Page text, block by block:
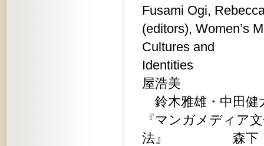
Fusami Ogi,
(editors), Women’s
Cultures and
屋浩美
鈴木雅雄・中田健
『マンガメディア
法』 森下